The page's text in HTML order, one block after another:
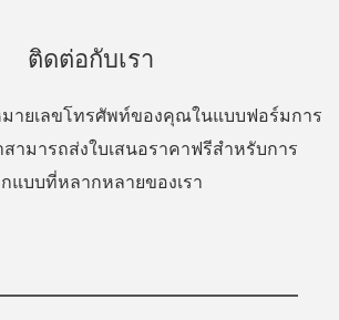
ติดต่อกับเรา
มายเลขโทรศัพท์ของคุณในแบบฟอร์มการ
สามารถส่งใบเสนอราคาฟรีสำหรับการ
แบบที่หลากหลายของเรา